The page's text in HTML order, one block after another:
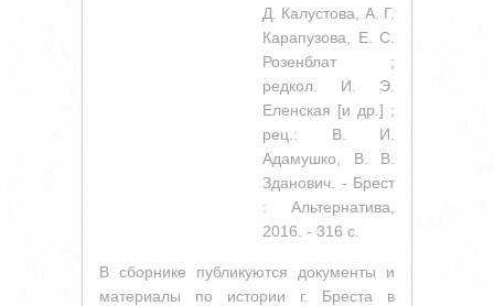
Д. Калустова, А. Г.
Карапузова, Е. С.
Розенблат ;
редкол. И. Э.
Еленская [и др.] ;
рец.: В. И.
Адамушко, В. В.
Зданович. - Брест
: Альтернатива,
2016. - 316 с.
В сборнике публикуются документы и
материалы по истории г. Бреста в